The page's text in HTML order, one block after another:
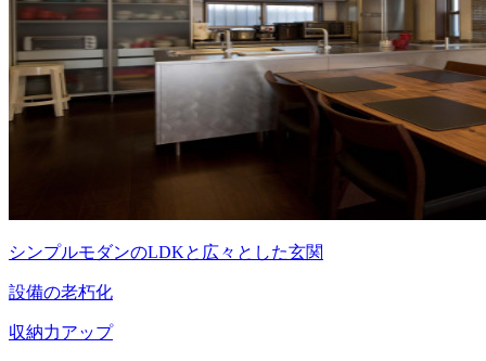
シンプルモダンのLDKと広々とした玄関
設備の老朽化
収納力アップ